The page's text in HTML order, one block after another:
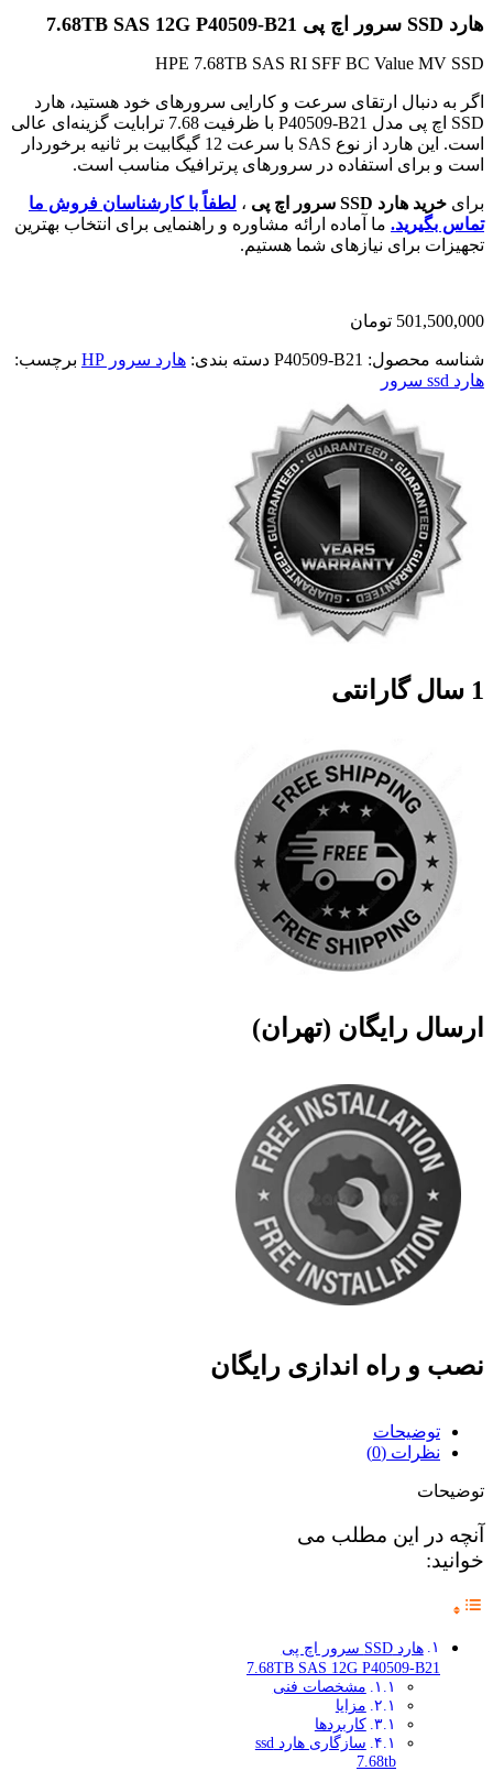
هارد SSD سرور اچ پی 7.68TB SAS 12G P40509-B21
HPE 7.68TB SAS RI SFF BC Value MV SSD
اگر به دنبال ارتقای سرعت و کارایی سرورهای خود هستید، هارد
SSD اچ پی مدل P40509-B21 با ظرفیت 7.68 ترابایت گزینه‌ای عالی
است. این هارد از نوع SAS با سرعت 12 گیگابیت بر ثانیه برخوردار
است و برای استفاده در سرورهای پرترافیک مناسب است.
برای خرید هارد SSD سرور اچ پی ، لطفاً با کارشناسان فروش ما
تماس بگیرید. ما آماده ارائه مشاوره و راهنمایی برای انتخاب بهترین
تجهیزات برای نیازهای شما هستیم.
501,500,000 تومان
شناسه محصول: P40509-B21 دسته بندی: هارد سرور HP
برچسب:
هارد ssd سرور
1 سال گارانتی
ارسال رایگان (تهران)
نصب و راه اندازی رایگان
توضیحات
نظرات (0)
توضیحات
آنچه در این مطلب می
خوانید:
هارد SSD سرور اچ پی
7.68TB SAS 12G P40509-B21
مشخصات فنی
مزایا
کاربردها
سازگاری هارد ssd
7.68tb